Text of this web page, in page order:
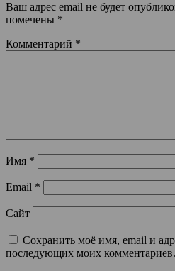
Ваш адрес email не будет
помечены *
Комментарий *
Имя *
Email *
Сайт
Сохранить моё имя, email и
последующих моих комментариев.